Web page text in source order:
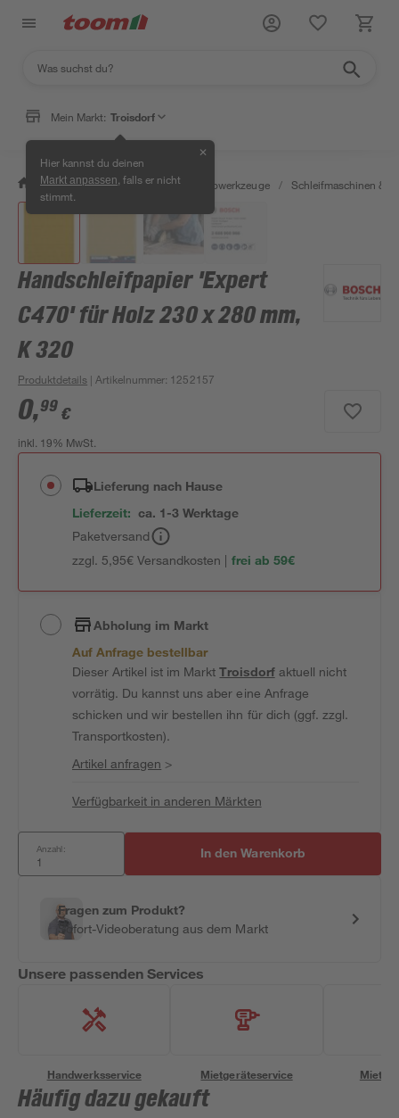
Mein Markt: Troisdorf
Hier kannst du deinen
Markt anpassen , falls er nicht
stimmt.
✕
/ Werkstatt & Maschinen / Elektrowerkzeuge / Schleifmaschinen &
Handschleifpapier 'Expert
C470' für Holz 230 x 280 mm,
K 320
Produktdetails | Artikelnummer: 1252157
0,99 €
inkl. 19% MwSt.
Lieferung nach Hause
Lieferzeit: ca. 1-3 Werktage
Paketversand
zzgl. 5,95€ Versandkosten | frei ab 59€
Abholung im Markt
Auf Anfrage bestellbar
Dieser Artikel ist im MarktTroisdorfaktuell nicht
vorrätig. Du kannst uns aber eine Anfrage
schicken und wir bestellen ihn für dich (ggf. zzgl.
Transportkosten).
Artikel anfragen >
Verfügbarkeit in anderen Märkten
Anzahl: In den Warenkorb
Fragen zum Produkt?
Sofort-Videoberatung aus dem Markt
Unsere passenden Services
Handwerksservice Mietgeräteservice
Häufig dazu gekauft